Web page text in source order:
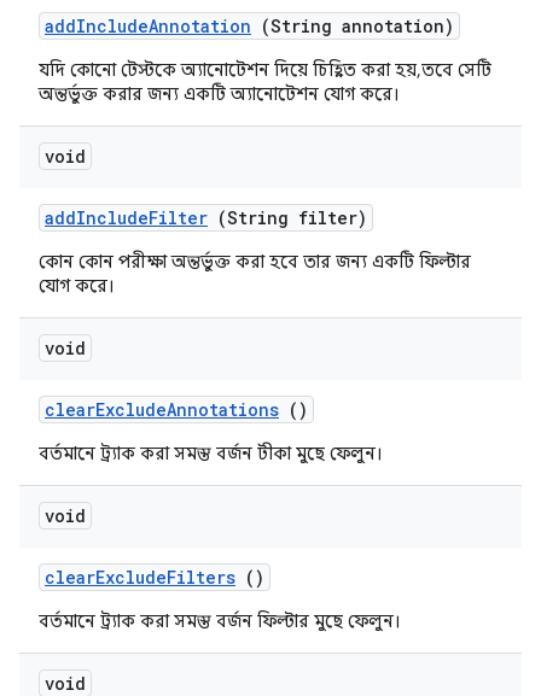
addIncludeAnnotation (String annotation)
যদি কোনো টেস্টকে অ্যানোটেশন দিয়ে চিহ্নিত করা হয়, তবে সেটি
অন্তর্ভুক্ত করার জন্য একটি অ্যানোটেশন যোগ করে।
void
addIncludeFilter (String filter)
কোন কোন পরীক্ষা অন্তর্ভুক্ত করা হবে তার জন্য একটি ফিল্টার
যোগ করে।
void
clearExcludeAnnotations ()
বর্তমানে ট্র্যাক করা সমস্ত বর্জন টীকা মুছে ফেলুন।
void
clearExcludeFilters ()
বর্তমানে ট্র্যাক করা সমস্ত বর্জন ফিল্টার মুছে ফেলুন।
void